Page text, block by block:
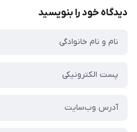
دیدگاه خود را بنویسید